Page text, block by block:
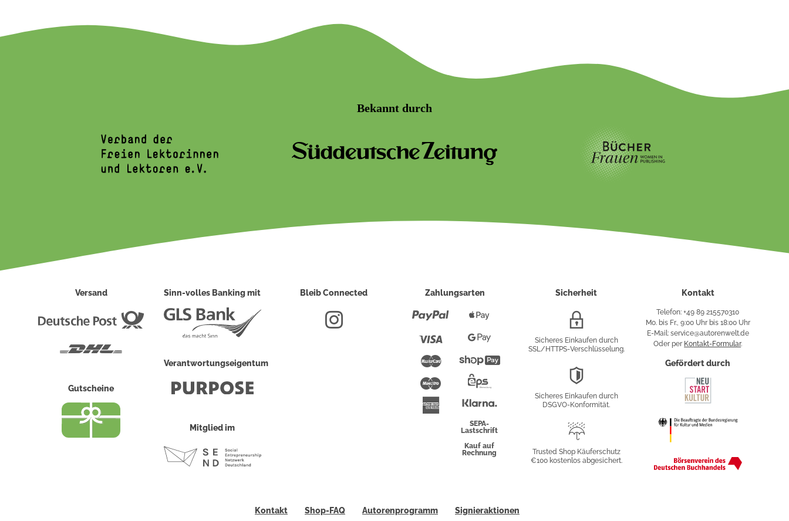
Bekannt durch
Versand
Deutsche
Gutscheine
Sinn-volles Banking mit
Verantwortungseigentum
Mitglied im
Bleib Connected Zahlungsarten
Paypal
Mastercard
Maestro
American
Express
Pay
PayShopify
Überweisung
SEPA-
Lastschrift
Kauf auf
Rechnung
Sicherheit
Verschlüsselung
Sicheres Einkaufen durch
SSL/HTTPS-Verschlüsselung.
Sicheres Einkaufen durch
DSGVO-Konformität.
Käuferschutz
Trusted Shop Käuferschutz
€100 kostenlos abgesichert.
Kontakt
Telefon: +49 89 215570310
Mo. bis Fr., 9:00 Uhr bis 18:00 Uhr
E-Mail: service@autorenwelt.de
Oder per Kontakt-Formular.
Gefördert durch
Kontakt Shop-FAQ Autorenprogramm Signieraktionen